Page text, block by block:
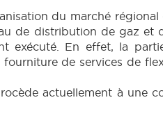
du marché régional
de distribution de gaz et
exécuté. En effet, la
de services de
actuellement à une